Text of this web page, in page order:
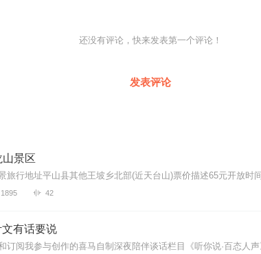
还没有评论，快来发表第一个评论！
发表评论
景区
1895 42
有话要说